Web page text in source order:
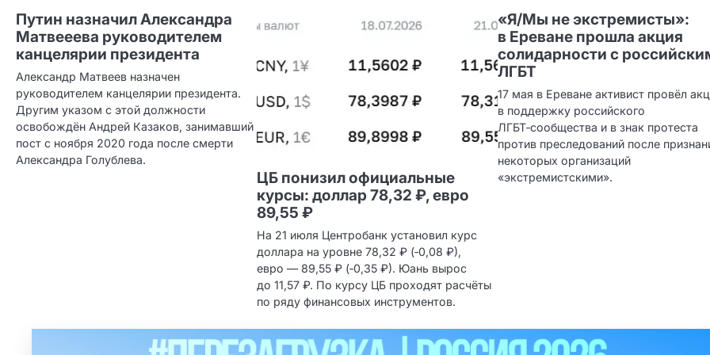
Путин назначил Александра
Матвееева руководителем
канцелярии президента
Александр Матвеев назначен
руководителем канцелярии президента.
Другим указом с этой должности
освобождён Андрей Казаков, занимавший
пост с ноября 2020 года после смерти
Александра Голублева.
ЦБ понизил официальные
курсы: доллар 78,32 ₽, евро
89,55 ₽
На 21 июля Центробанк установил курс
доллара на уровне 78,32 ₽ (‑0,08 ₽),
евро — 89,55 ₽ (‑0,35 ₽). Юань вырос
до 11,57 ₽. По курсу ЦБ проходят расчёты
по ряду финансовых инструментов.
«Я/Мы не экстремисты»:
в Ереване прошла акция
солидарности с
ЛГБТ
17 мая в Ереване активист провёл
в поддержку российского
ЛГБТ‑сообщества и в знак протеста
против преследований после
некоторых организаций
«экстремистскими».